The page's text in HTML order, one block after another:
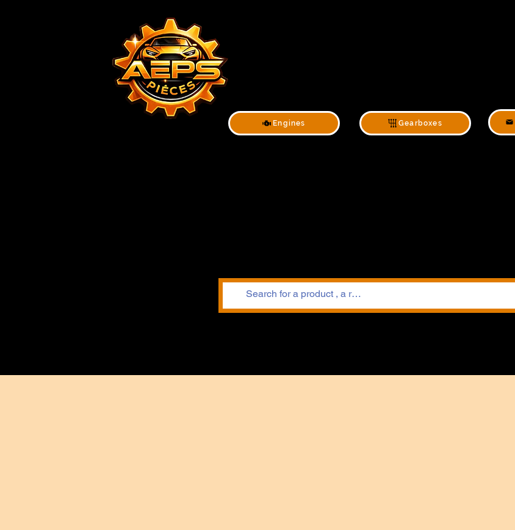
Engines Gearboxes